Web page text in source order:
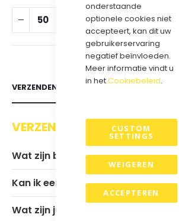
onderstaande
optionele cookies niet
accepteert, kan dit uw
gebruikerservaring
negatief beïnvloeden.
Meer informatie vindt u
in hetCookiebeleid.
ACCEPTEREN
CUSTOM
SETTINGS
WEIGEREN
IN WINKELWAGEN
VERZENDEN & RETOURNEREN
VERZENDEN EN RETOURNEREN
Wat zijn bij jullie de levertijden?
Kan ik een sample aanvragen?
Wat zijn jullie verzendkosten?